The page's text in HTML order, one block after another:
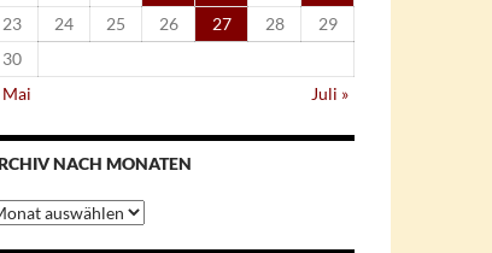
23
24 25 26 27 28
29
30
Mai
Juli »
NACH MONATEN